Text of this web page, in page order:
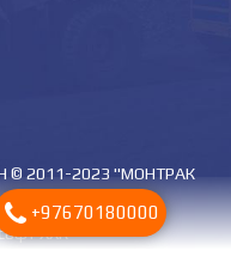
© 2011-2023 "МОНТРАК
ХХК
+97670180000